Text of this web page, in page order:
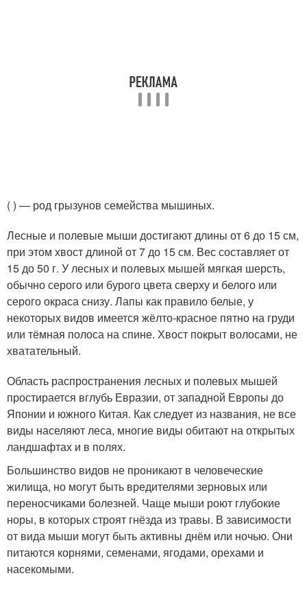
( ) — род грызунов семейства мышиных.
Лесные и полевые мыши достигают длины от 6 до 15 см,
при этом хвост длиной от 7 до 15 см. Вес составляет от
15 до 50 г. У лесных и полевых мышей мягкая шерсть,
обычно серого или бурого цвета сверху и белого или
серого окраса снизу. Лапы как правило белые, у
некоторых видов имеется жёлто-красное пятно на груди
или тёмная полоса на спине. Хвост покрыт волосами, не
хватательный.
Область распространения лесных и полевых мышей
простирается вглубь Евразии, от западной Европы до
Японии и южного Китая. Как следует из названия, не все
виды населяют леса, многие виды обитают на открытых
ландшафтах и в полях.
Большинство видов не проникают в человеческие
жилища, но могут быть вредителями зерновых или
переносчиками болезней. Чаще мыши роют глубокие
норы, в которых строят гнёзда из травы. В зависимости
от вида мыши могут быть активны днём или ночью. Они
питаются корнями, семенами, ягодами, орехами и
насекомыми.